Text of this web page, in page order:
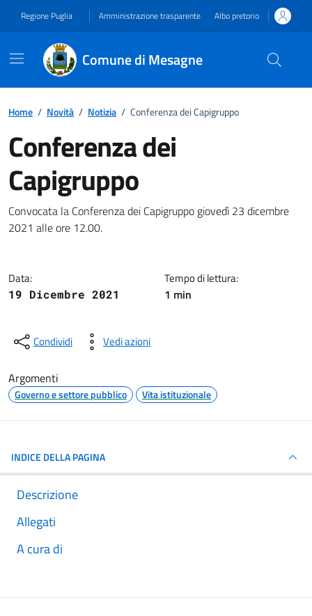
Regione Puglia Amministrazione trasparente Albo pretorio
Comune di Mesagne
Home / Novità / Notizia / Conferenza dei Capigruppo
Conferenza dei
Capigruppo
Dettagli della notizia
Convocata la Conferenza dei Capigruppo giovedì 23 dicembre
2021 alle ore 12.00.
Data:
19 Dicembre 2021
Tempo di lettura:
1 min
Condividi Vedi azioni
Argomenti
Governo e settore pubblico Vita istituzionale
INDICE DELLA PAGINA
Descrizione
Allegati
A cura di